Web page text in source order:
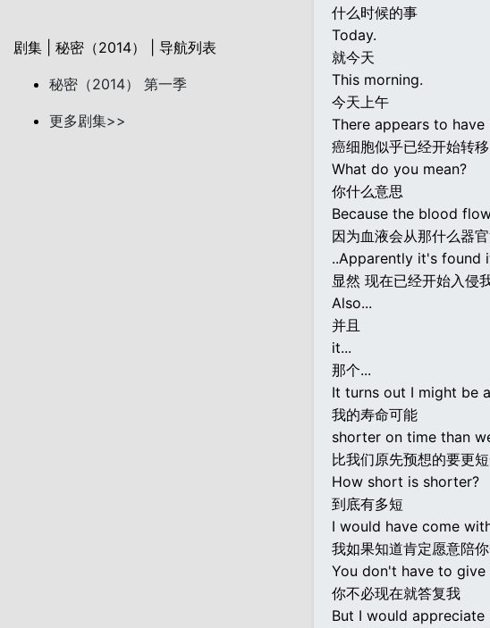
剧集 | 秘密（2014） | 导航列表
秘密（2014） 第一季
更多剧集>>
什么时候的事
Today.
就今天
This morning.
今天上午
There appears to
癌细胞似乎已经开始转
What do you mean?
你什么意思
Because the blood
因为血液会从那什么器
..Apparently it's found
显然 现在已经开始入侵
Also...
并且
it...
那个...
It turns out I might be
我的寿命可能
shorter on time than
比我们原先预想的要更
How short is shorter?
到底有多短
I would have come
我如果知道肯定愿意陪
You don't have to give
你不必现在就答复我
But I would